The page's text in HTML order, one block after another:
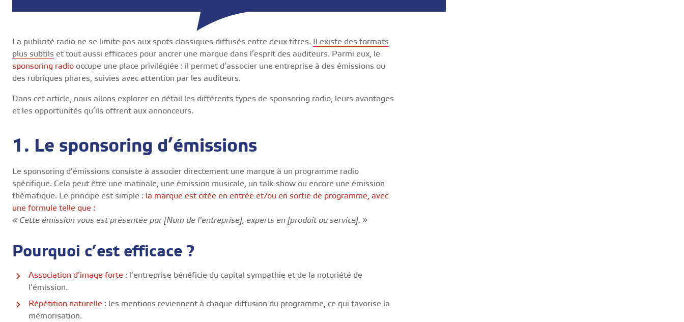
La publicité radio ne se limite pas aux spots classiques diffusés entre deux titres. Il existe des formats
plus subtils et tout aussi efficaces pour ancrer une marque dans l’esprit des auditeurs. Parmi eux, le
sponsoring radio occupe une place privilégiée : il permet d’associer une entreprise à des émissions ou
des rubriques phares, suivies avec attention par les auditeurs.
Dans cet article, nous allons explorer en détail les différents types de sponsoring radio, leurs avantages
et les opportunités qu’ils offrent aux annonceurs.
1. Le sponsoring d’émissions
Le sponsoring d’émissions consiste à associer directement une marque à un programme radio
spécifique. Cela peut être une matinale, une émission musicale, un talk-show ou encore une émission
thématique. Le principe est simple : la marque est citée en entrée et/ou en sortie de programme, avec
une formule telle que :
« Cette émission vous est présentée par [Nom de l’entreprise], experts en [produit ou service]. »
Pourquoi c’est efficace ?
Association d’image forte : l’entreprise bénéficie du capital sympathie et de la notoriété de
l’émission.
Répétition naturelle : les mentions reviennent à chaque diffusion du programme, ce qui favorise la
mémorisation.